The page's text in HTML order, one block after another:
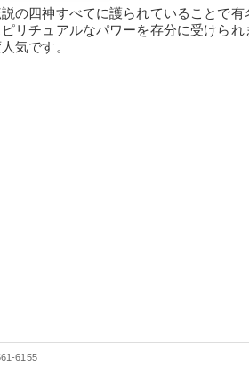
の四神すべてに護られていることで有
リチュアルなパワーを存分に受けられ
気です。
6155